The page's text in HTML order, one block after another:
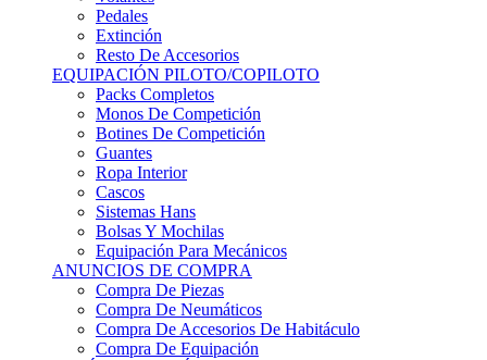
Extinción
Resto De Accesorios
EQUIPACIÓN PILOTO/COPILOTO
Packs Completos
Monos De Competición
Botines De Competición
Guantes
Ropa Interior
Cascos
Sistemas Hans
Bolsas Y Mochilas
Equipación Para Mecánicos
ANUNCIOS DE COMPRA
Compra De Piezas
Compra De Neumáticos
Compra De Accesorios De Habitáculo
Compra De Equipación
VEHÍCULOS CLÁSICOS